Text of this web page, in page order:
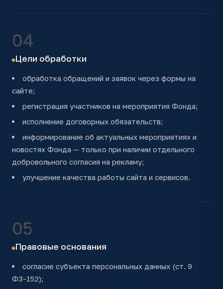
04
Цели обработки
обработка обращений и заявок через формы на
сайте;
регистрация участников на мероприятия Фонда;
исполнение договорных обязательств;
информирование об актуальных мероприятиях и
новостях Фонда — только при наличии отдельного
добровольного согласия на рекламу;
улучшение качества работы сайта и сервисов.
05
Правовые основания
согласие субъекта персональных данных (ст. 9
ФЗ-152);